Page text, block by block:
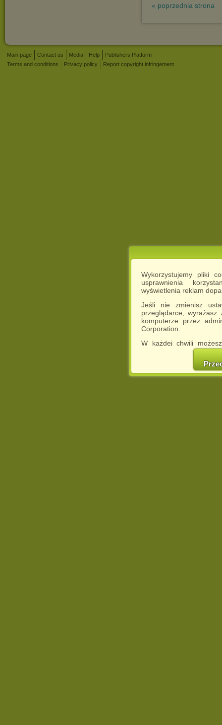
Wykorzystujemy pliki
usprawnienia
wyświetlenia reklam
Jeśli nie zmienisz
przeglądarce,
komputerze przez
Corporation.
W każdej chwili
cookies w swojej
w naszej
http://chomikuj.pl/
« poprzednia strona
Main page Contact us Media Help
Publishers Platform
Terms and conditions
Privacy policy Report copyright infringement